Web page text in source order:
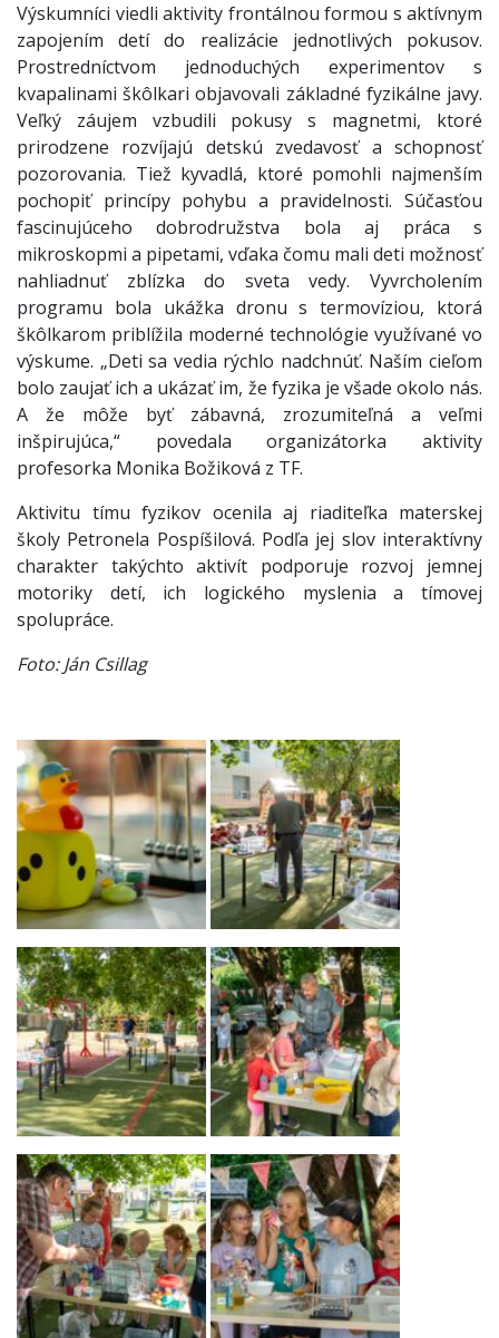
Výskumníci viedli aktivity frontálnou formou s aktívnym
zapojením detí do realizácie jednotlivých pokusov.
Prostredníctvom jednoduchých experimentov s
kvapalinami škôlkari objavovali základné fyzikálne javy.
Veľký záujem vzbudili pokusy s magnetmi, ktoré
prirodzene rozvíjajú detskú zvedavosť a schopnosť
pozorovania. Tiež kyvadlá, ktoré pomohli najmenším
pochopiť princípy pohybu a pravidelnosti. Súčasťou
fascinujúceho dobrodružstva bola aj práca s
mikroskopmi a pipetami, vďaka čomu mali deti možnosť
nahliadnuť zblízka do sveta vedy. Vyvrcholením
programu bola ukážka dronu s termovíziou, ktorá
škôlkarom priblížila moderné technológie využívané vo
výskume. „Deti sa vedia rýchlo nadchnúť. Naším cieľom
bolo zaujať ich a ukázať im, že fyzika je všade okolo nás.
A že môže byť zábavná, zrozumiteľná a veľmi
inšpirujúca,“ povedala organizátorka aktivity
profesorka Monika Božiková z TF.
Aktivitu tímu fyzikov ocenila aj riaditeľka materskej
školy Petronela Pospíšilová. Podľa jej slov interaktívny
charakter takýchto aktivít podporuje rozvoj jemnej
motoriky detí, ich logického myslenia a tímovej
spolupráce.
Foto: Ján Csillag